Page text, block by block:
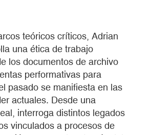
teóricos críticos, Adrian
una ética de trabajo
los documentos de archivo
performativas para
pasado se manifiesta en las
actuales. Desde una
interroga distintos legados
vinculados a procesos de